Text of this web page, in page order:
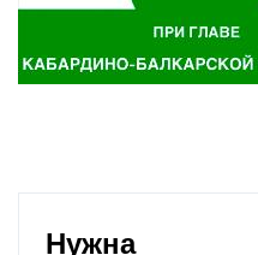
Нужна